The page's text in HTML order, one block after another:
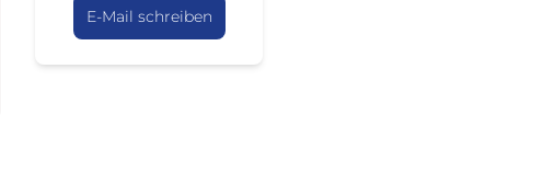
E-Mail schreiben